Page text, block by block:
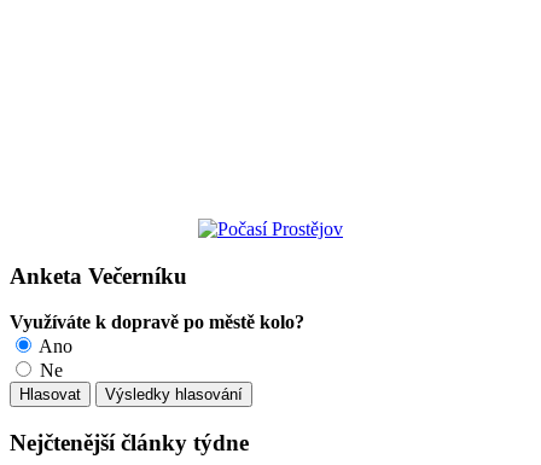
Anketa Večerníku
Využíváte k dopravě po městě kolo?
Ano
Ne
Nejčtenější články týdne